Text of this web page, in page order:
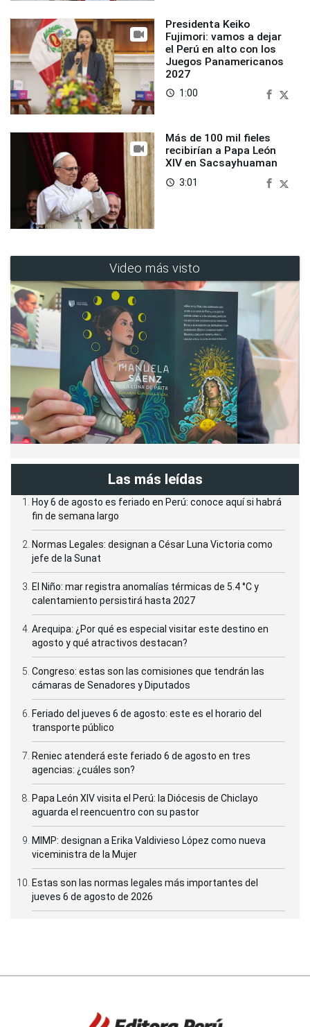
Presidenta Keiko
Fujimori: vamos a dejar
el Perú en alto con los
Juegos Panamericanos
2027
access_time 1:00
Más de 100 mil fieles
recibirían a Papa León
XIV en Sacsayhuaman
access_time 3:01
Video más visto
Las más leídas
Hoy 6 de agosto es feriado en Perú: conoce aquí si habrá
fin de semana largo
Normas Legales: designan a César Luna Victoria como
jefe de la Sunat
El Niño: mar registra anomalías térmicas de 5.4 °C y
calentamiento persistirá hasta 2027
Arequipa: ¿Por qué es especial visitar este destino en
agosto y qué atractivos destacan?
Congreso: estas son las comisiones que tendrán las
cámaras de Senadores y Diputados
Feriado del jueves 6 de agosto: este es el horario del
transporte público
Reniec atenderá este feriado 6 de agosto en tres
agencias: ¿cuáles son?
Papa León XIV visita el Perú: la Diócesis de Chiclayo
aguarda el reencuentro con su pastor
MIMP: designan a Erika Valdivieso López como nueva
viceministra de la Mujer
Estas son las normas legales más importantes del
jueves 6 de agosto de 2026